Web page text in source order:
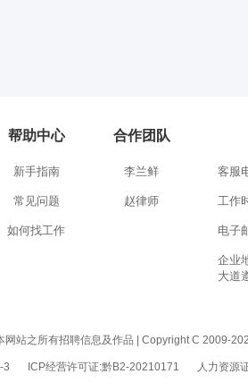
帮助中心
新手指南
常见问题
如何找工作
合作团队
李兰鲜
赵律师
客服
工作
电子
企业
大道
站之所有招聘信息及作品 | Copyright C 2009-
3 ICP经营许可证:黔B2-20210171 人力资源